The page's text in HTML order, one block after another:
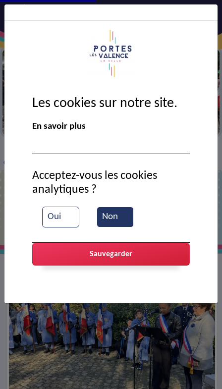
Cérémonie du 11 novembre
Commémoration de l'armistice
Commémoration de l'armistice
Les cookies sur notre site.
En savoir plus
Oui Non
Acceptez-vous les cookies
analytiques ?
Sauvegarder